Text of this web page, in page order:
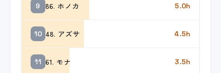
9 86. ホノカ 5.0h
10 48. アズサ 4.5h
11 61. モナ 3.5h